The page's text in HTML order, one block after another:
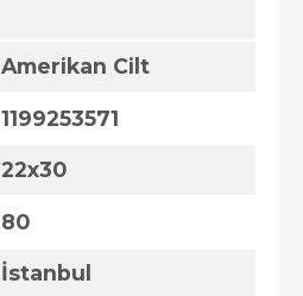
Amerikan Cilt
1199253571
22x30
80
İstanbul